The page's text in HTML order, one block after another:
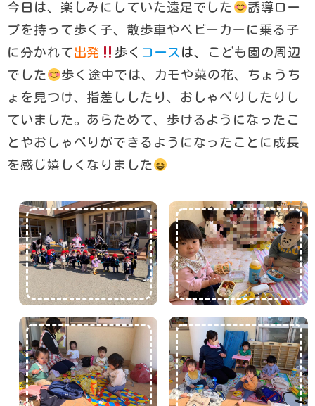
今日は、楽しみにしていた遠足でした
誘導ロー
プを持って歩く子、散歩車やベビーカーに乗る子
に分かれて出発 歩く コース は、
こども園の周辺
でした
歩く途中では、カモや菜の花、ちょうち
ょを見つけ、指差ししたり、おしゃべりしたりし
ていました。あらためて、歩けるようになったこ
とやおしゃべりができるようになったことに成長
を感じ嬉しくなりました